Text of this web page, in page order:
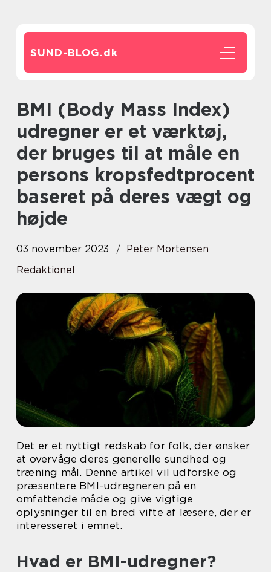
SUND-BLOG.dk
BMI (Body Mass Index)
udregner er et værktøj,
der bruges til at måle en
persons kropsfedtprocent
baseret på deres vægt og
højde
03 november 2023
Peter Mortensen
Redaktionel
Det er et nyttigt redskab for folk, der ønsker
at overvåge deres generelle sundhed og
træning mål. Denne artikel vil udforske og
præsentere BMI-udregneren på en
omfattende måde og give vigtige
oplysninger til en bred vifte af læsere, der er
interesseret i emnet.
Hvad er BMI-udregner?